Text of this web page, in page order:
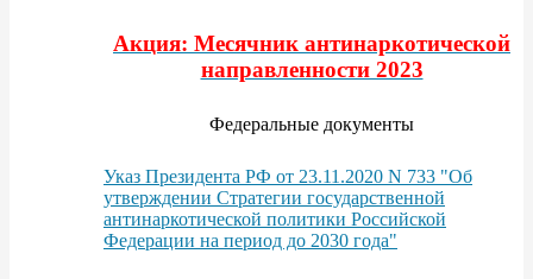
Акция: Месячник антинаркотической
направленности 2023
Федеральные документы
Указ Президента РФ от 23.11.2020 N 733 "Об
утверждении Стратегии государственной
антинаркотической политики Российской
Федерации на период до 2030 года"